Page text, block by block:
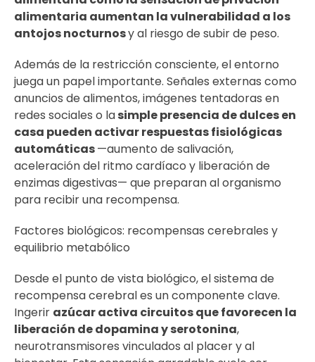
alimentaria aumentan la vulnerabilidad a los
antojos nocturnosy al riesgo de subir de peso.
Además de la restricción consciente, el entorno
juega un papel importante. Señales externas como
anuncios de alimentos, imágenes tentadoras en
redes sociales o lasimple presencia de dulces en
casa pueden activar respuestas fisiológicas
automáticas—aumento de salivación,
aceleración del ritmo cardíaco y liberación de
enzimas digestivas— que preparan al organismo
para recibir una recompensa.
Factores biológicos: recompensas cerebrales y
equilibrio metabólico
Desde el punto de vista biológico, el sistema de
recompensa cerebral es un componente clave.
Ingerir azúcar activa circuitos que favorecen la
liberación de dopamina y serotonina,
neurotransmisores vinculados al placer y al